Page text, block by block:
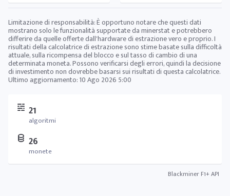
21
algoritmi
26
monete
Blackminer F1+ API
Limitazione di responsabilità: È opportuno notare che questi dati
mostrano solo le funzionalità supportate da minerstat e potrebbero
differire da quelle offerte dall'hardware di estrazione vero e proprio. I
risultati della calcolatrice di estrazione sono stime basate sulla difficoltà
attuale, sulla ricompensa del blocco e sul tasso di cambio di una
determinata moneta. Possono verificarsi degli errori, quindi la decisione
di investimento non dovrebbe basarsi sui risultati di questa calcolatrice.
Ultimo aggiornamento:10 Ago 2026 5:00